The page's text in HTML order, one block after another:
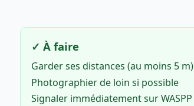
✓ À faire
Garder ses distances (au moins 5 m)
Photographier de loin si possible
Signaler immédiatement sur WASPP